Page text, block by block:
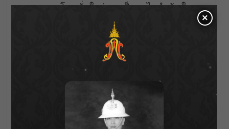
และตรงจุด โดยมั่นใจว่าจะเป็นกลไกสำคัญใน
การบริหารจัดการตลาดในประเทศและเพิ่ม
ปริมาณและมูลค่าการส่งออก ทำให้ราคาผลไม้ให้
ดีตลอดทั้งฤดูการผลิตนี้ รวมทั้ง ได้นำคณะผู้
บริหารระดับสูงกระทรวงพาณิชย์ เดินทางไป
สำรวจด่านโม่ฮาน และด่านรถไฟโม่ฮาน และได้
พบหารือกับผู้บริหารด่านศุลกากร เพื่อขอให้ช่วย
อำนวยความสะดวกในการส่งออกผลไม้ไทยเข้าสู่
ตลาดจีน รองรับฤดูกาลผลิตผลไม้ไทยปี 2566 ที่
×